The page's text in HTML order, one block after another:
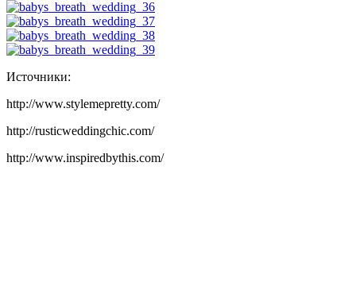
Источники:
http://www.stylemepretty.com/
http://rusticweddingchic.com/
http://www.inspiredbythis.com/